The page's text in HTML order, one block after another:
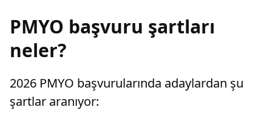
PMYO başvuru şartları
neler?
2026 PMYO başvurularında adaylardan şu
şartlar aranıyor: